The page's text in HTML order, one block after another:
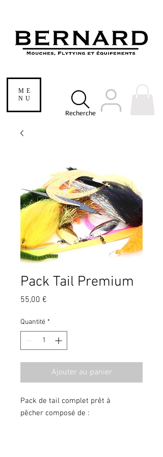
ME
NU
Recherche
Pack Tail Premium
55,00 €
Quantité *
Ajouter au panier
Pack de tail complet prêt à
pêcher composé de :